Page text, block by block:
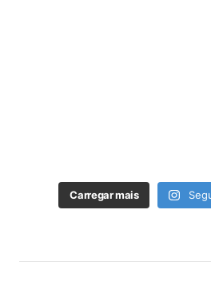
Carregar mais